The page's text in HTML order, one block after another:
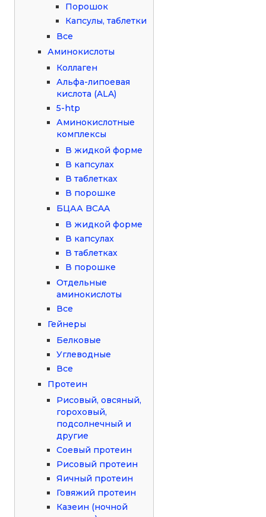
Порошок
Капсулы, таблетки
Все
Аминокислоты
Коллаген
Альфа-липоевая
кислота (ALA)
5-htp
Аминокислотные
комплексы
В жидкой форме
В капсулах
В таблетках
В порошке
БЦАА BCAA
В жидкой форме
В капсулах
В таблетках
В порошке
Отдельные
аминокислоты
Все
Гейнеры
Белковые
Углеводные
Все
Протеин
Рисовый, овсяный,
гороховый,
подсолнечный и
другие
Соевый протеин
Рисовый протеин
Яичный протеин
Говяжий протеин
Казеин (ночной